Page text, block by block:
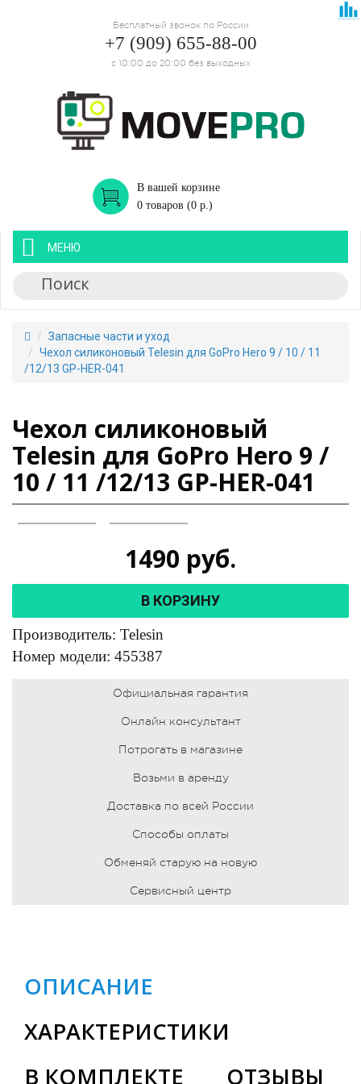
Бесплатный звонок по России
+7 (909) 655-88-00
с 10:00 до 20:00 без выходных
В вашей корзине
0 товаров (0 р.)
МЕНЮ
Запасные части и уход
Чехол силиконовый Telesin для GoPro Hero 9 / 10 / 11
/12/13 GP-HER-041
Чехол силиконовый
Telesin для GoPro Hero 9 /
10 / 11 /12/13 GP-HER-041
1490 руб.
В КОРЗИНУ
Производитель: Telesin
Номер модели: 455387
Официальная гарантия
Онлайн консультант
Потрогать в магазине
Возьми в аренду
Доставка по всей России
Способы оплаты
Обменяй старую на новую
Сервисный центр
ОПИСАНИЕ
ХАРАКТЕРИСТИКИ
В КОМПЛЕКТЕ
ОТЗЫВЫ